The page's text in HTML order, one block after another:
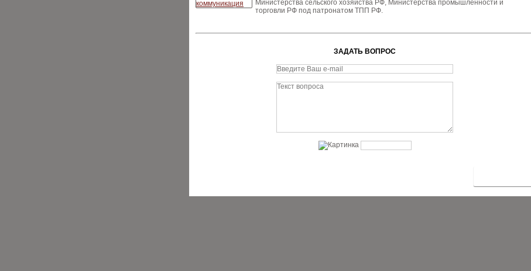
Министерства сельского хозяйства РФ, Министерства промышленности и
торговли РФ под патронатом ТПП РФ.
ЗАДАТЬ ВОПРОС